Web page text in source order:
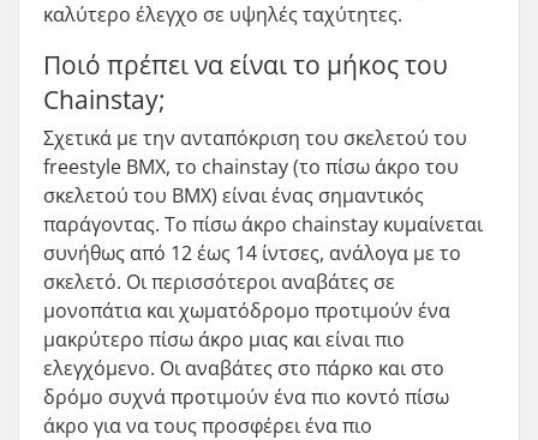
καλύτερο έλεγχο σε υψηλές ταχύτητες.
Ποιό πρέπει να είναι το μήκος του
Chainstay;
Σχετικά με την ανταπόκριση του σκελετού του
freestyle BMX, το chainstay (το πίσω άκρο του
σκελετού του BMX) είναι ένας σημαντικός
παράγοντας. Το πίσω άκρο chainstay κυμαίνεται
συνήθως από 12 έως 14 ίντσες, ανάλογα με το
σκελετό. Οι περισσότεροι αναβάτες σε
μονοπάτια και χωματόδρομο προτιμούν ένα
μακρύτερο πίσω άκρο μιας και είναι πιο
ελεγχόμενο. Οι αναβάτες στο πάρκο και στο
δρόμο συχνά προτιμούν ένα πιο κοντό πίσω
άκρο για να τους προσφέρει ένα πιο